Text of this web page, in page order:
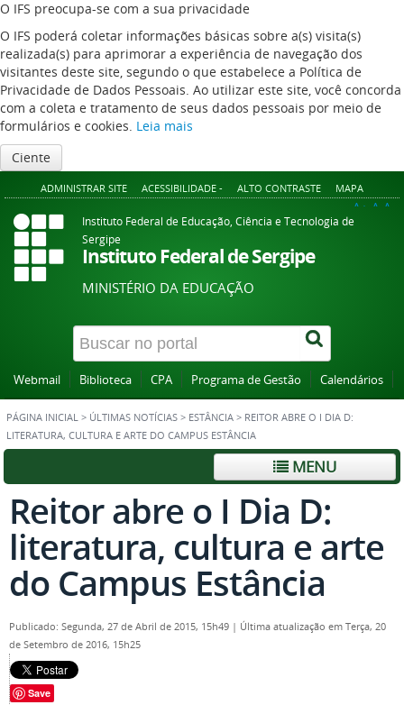
O IFS preocupa-se com a sua privacidade
O IFS poderá coletar informações básicas sobre a(s) visita(s)
realizada(s) para aprimorar a experiência de navegação dos
visitantes deste site, segundo o que estabelece a Política de
Privacidade de Dados Pessoais. Ao utilizar este site, você concorda
com a coleta e tratamento de seus dados pessoais por meio de
formulários e cookies. Leia mais
Ciente
ADMINISTRAR SITE ACESSIBILIDADE - ALTO CONTRASTE MAPA
A+ A A-
Instituto Federal de Educação, Ciência e Tecnologia de
Sergipe
Instituto Federal de Sergipe
MINISTÉRIO DA EDUCAÇÃO
Webmail Biblioteca CPA Programa de Gestão Calendários
PÁGINA INICIAL > ÚLTIMAS NOTÍCIAS > ESTÂNCIA > REITOR ABRE O I DIA D:
LITERATURA, CULTURA E ARTE DO CAMPUS ESTÂNCIA
MENU
Reitor abre o I Dia D:
literatura, cultura e arte
do Campus Estância
Publicado: Segunda, 27 de Abril de 2015, 15h49 | Última atualização em Terça, 20
de Setembro de 2016, 15h25
Save